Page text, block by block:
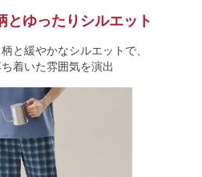
とゆったりシルエット
と緩やかなシルエットで、
着いた雰囲気を演出